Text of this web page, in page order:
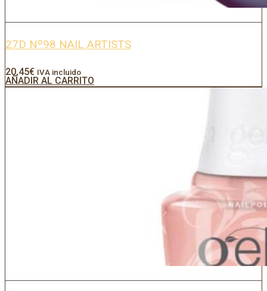
27D Nº98 NAIL ARTISTS
20,45€ IVA incluido
AÑADIR AL CARRITO